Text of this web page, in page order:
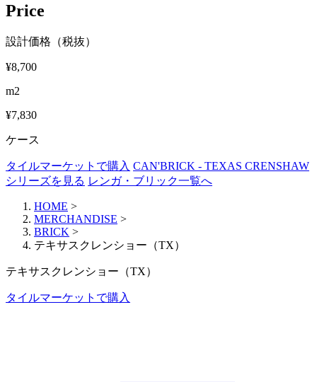
Price
設計価格（税抜）
¥8,700
m2
¥7,830
ケース
タイルマーケットで購入 CAN'BRICK - TEXAS CRENSHAW
シリーズを見る レンガ・ブリック一覧へ
HOME >
MERCHANDISE >
BRICK >
テキサスクレンショー（TX）
テキサスクレンショー（TX）
タイルマーケットで購入